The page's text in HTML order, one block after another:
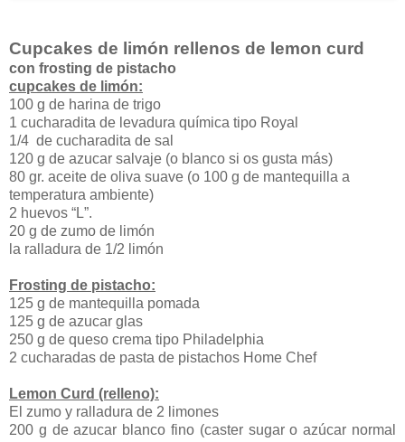
Cupcakes de limón rellenos de lemon curd
con frosting de pistacho
cupcakes de limón:
100 g de harina de trigo
1 cucharadita de levadura química tipo Royal
1/4 de cucharadita de sal
120 g de azucar salvaje (o blanco si os gusta más)
80 gr. aceite de oliva suave (o 100 g de mantequilla a
temperatura ambiente)
2 huevos “L”.
20 g de zumo de limón
la ralladura de 1/2 limón
Frosting de pistacho:
125 g de mantequilla pomada
125 g de azucar glas
250 g de queso crema tipo Philadelphia
2 cucharadas de pasta de pistachos Home Chef
Lemon Curd (relleno):
El zumo y ralladura de 2 limones
200 g de azucar blanco fino (caster sugar o azúcar normal